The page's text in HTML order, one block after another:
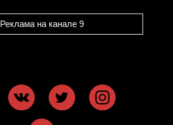
Реклама на канале 9